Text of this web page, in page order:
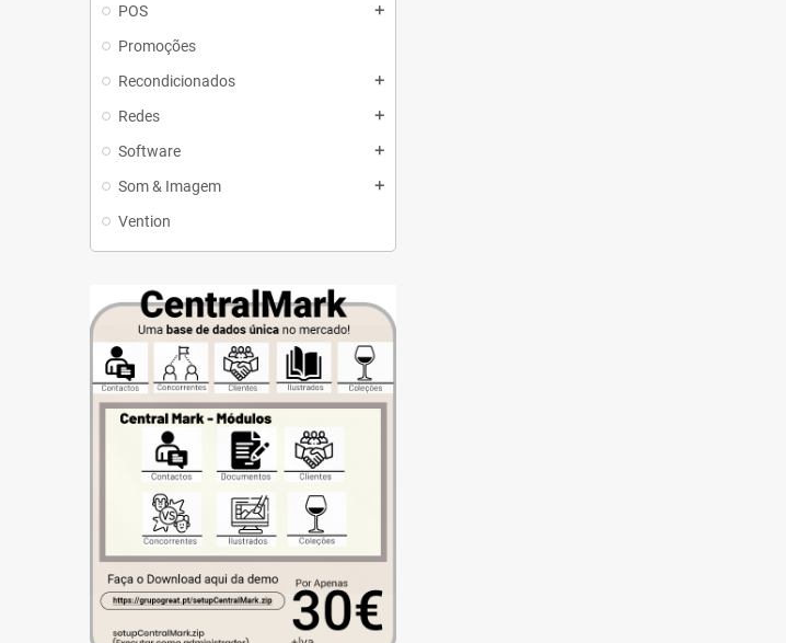
POS
add
Promoções
Recondicionados
add
Redes add
Software add
Som & Imagem add
Vention